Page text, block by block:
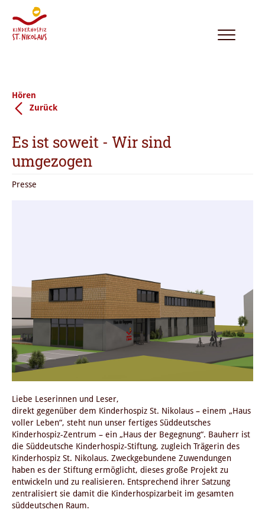
Toggle
Hören
Zurück
Es ist soweit - Wir sind
umgezogen
Presse
Liebe Leserinnen und Leser,
direkt gegenüber dem Kinderhospiz St. Nikolaus – einem „Haus
voller Leben“, steht nun unser fertiges Süddeutsches
Kinderhospiz-Zentrum – ein „Haus der Begegnung“. Bauherr ist
die Süddeutsche Kinderhospiz-Stiftung, zugleich Trägerin des
Kinderhospiz St. Nikolaus. Zweckgebundene Zuwendungen
haben es der Stiftung ermöglicht, dieses große Projekt zu
entwickeln und zu realisieren. Entsprechend ihrer Satzung
zentralisiert sie damit die Kinderhospizarbeit im gesamten
süddeutschen Raum.